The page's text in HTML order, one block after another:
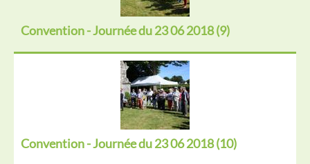
Convention - Journée du 23 06 2018 (9)
Convention - Journée du 23 06 2018 (10)